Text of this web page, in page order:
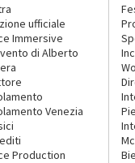
ufficiale
Immersive
di Alberto
Venezia
Production